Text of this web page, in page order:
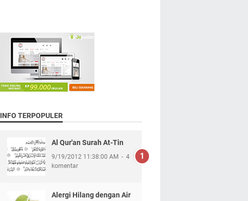
INFO TERPOPULER
Al Qur'an Surah At-Tin
9/19/2012 11:38:00 AM
4
komentar
Alergi Hilang dengan Air